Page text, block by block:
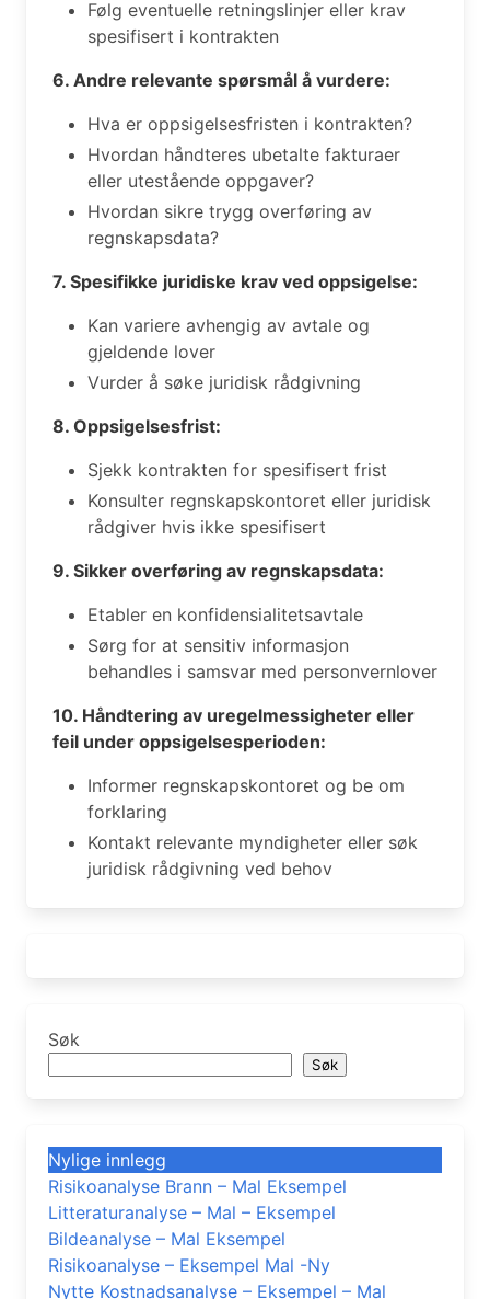
Følg eventuelle retningslinjer eller krav
spesifisert i kontrakten
6. Andre relevante spørsmål å vurdere:
Hva er oppsigelsesfristen i kontrakten?
Hvordan håndteres ubetalte fakturaer
eller utestående oppgaver?
Hvordan sikre trygg overføring av
regnskapsdata?
7. Spesifikke juridiske krav ved oppsigelse:
Kan variere avhengig av avtale og
gjeldende lover
Vurder å søke juridisk rådgivning
8. Oppsigelsesfrist:
Sjekk kontrakten for spesifisert frist
Konsulter regnskapskontoret eller juridisk
rådgiver hvis ikke spesifisert
9. Sikker overføring av regnskapsdata:
Etabler en konfidensialitetsavtale
Sørg for at sensitiv informasjon
behandles i samsvar med personvernlover
10. Håndtering av uregelmessigheter eller
feil under oppsigelsesperioden:
Informer regnskapskontoret og be om
forklaring
Kontakt relevante myndigheter eller søk
juridisk rådgivning ved behov
Søk
Søk
Nylige innlegg
Risikoanalyse Brann – Mal Eksempel
Litteraturanalyse – Mal – Eksempel
Bildeanalyse – Mal Eksempel
Risikoanalyse – Eksempel Mal -Ny
Nytte Kostnadsanalyse – Eksempel – Mal